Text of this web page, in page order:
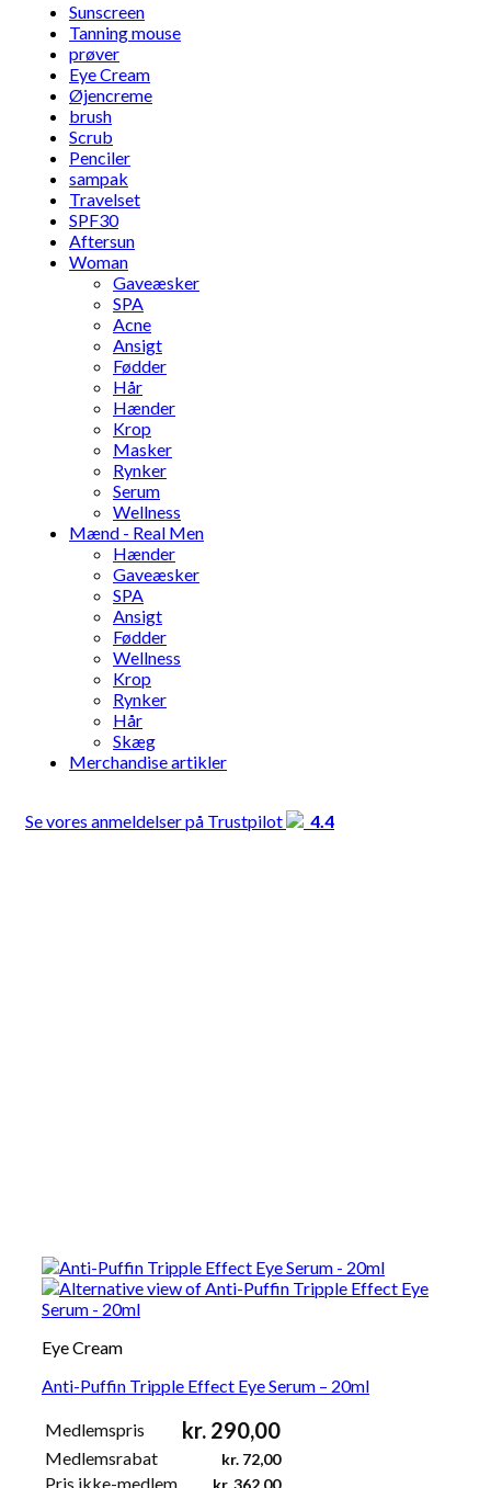
Sunscreen
Tanning mouse
prøver
Eye Cream
Øjencreme
brush
Scrub
Penciler
sampak
Travelset
SPF30
Aftersun
Woman
Gaveæsker
SPA
Acne
Ansigt
Fødder
Hår
Hænder
Krop
Masker
Rynker
Serum
Wellness
Mænd - Real Men
Hænder
Gaveæsker
SPA
Ansigt
Fødder
Wellness
Krop
Rynker
Hår
Skæg
Merchandise artikler
Se vores anmeldelser på Trustpilot 4.4
Eye Cream
Anti-Puffin Tripple Effect Eye Serum – 20ml
Medlemspris kr. 290,00
Medlemsrabat kr. 72,00
Pris ikke-medlem kr.362,00